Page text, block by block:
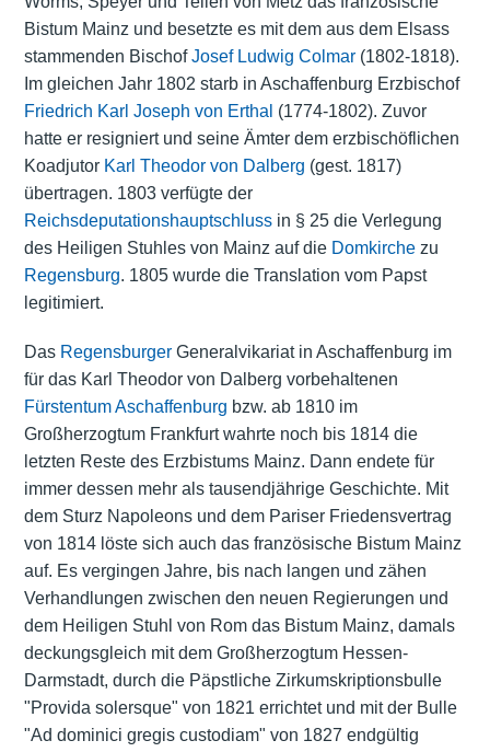
Bistum Mainz und besetzte es mit dem aus dem Elsass
stammenden BischofJosef Ludwig Colmar(1802-1818).
Im gleichen Jahr 1802 starb in Aschaffenburg Erzbischof
Friedrich Karl Joseph von Erthal (1774-1802). Zuvor
hatte er resigniert und seine Ämter dem erzbischöflichen
Koadjutor Karl Theodor von Dalberg (gest. 1817)
übertragen. 1803 verfügte der
Reichsdeputationshauptschlussin § 25 die Verlegung
des Heiligen Stuhles von Mainz auf die Domkirchezu
Regensburg. 1805 wurde die Translation vom Papst
legitimiert.
Das RegensburgerGeneralvikariat in Aschaffenburg im
für das Karl Theodor von Dalberg vorbehaltenen
Fürstentum Aschaffenburg bzw. ab 1810 im
Großherzogtum Frankfurt wahrte noch bis 1814 die
letzten Reste des Erzbistums Mainz. Dann endete für
immer dessen mehr als tausendjährige Geschichte. Mit
dem Sturz Napoleons und dem Pariser Friedensvertrag
von 1814 löste sich auch das französische Bistum Mainz
auf. Es vergingen Jahre, bis nach langen und zähen
Verhandlungen zwischen den neuen Regierungen und
dem Heiligen Stuhl von Rom das Bistum Mainz, damals
deckungsgleich mit dem Großherzogtum Hessen-
Darmstadt, durch die Päpstliche Zirkumskriptionsbulle
"Provida solersque" von 1821 errichtet und mit der Bulle
"Ad dominici gregis custodiam" von 1827 endgültig